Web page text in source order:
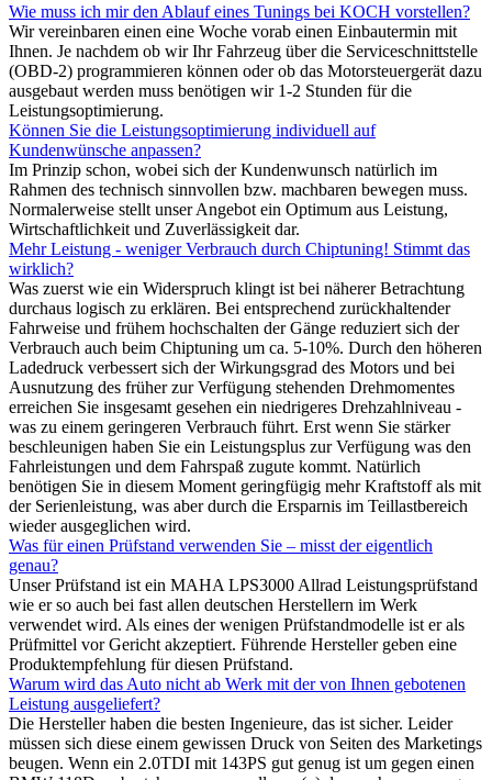
Wie muss ich mir den Ablauf eines Tunings bei KOCH vorstellen?
Wir vereinbaren einen eine Woche vorab einen Einbautermin mit
Ihnen. Je nachdem ob wir Ihr Fahrzeug über die Serviceschnittstelle
(OBD-2) programmieren können oder ob das Motorsteuergerät dazu
ausgebaut werden muss benötigen wir 1-2 Stunden für die
Leistungsoptimierung.
Können Sie die Leistungsoptimierung individuell auf
Kundenwünsche anpassen?
Im Prinzip schon, wobei sich der Kundenwunsch natürlich im
Rahmen des technisch sinnvollen bzw. machbaren bewegen muss.
Normalerweise stellt unser Angebot ein Optimum aus Leistung,
Wirtschaftlichkeit und Zuverlässigkeit dar.
Mehr Leistung - weniger Verbrauch durch Chiptuning! Stimmt das
wirklich?
Was zuerst wie ein Widerspruch klingt ist bei näherer Betrachtung
durchaus logisch zu erklären. Bei entsprechend zurückhaltender
Fahrweise und frühem hochschalten der Gänge reduziert sich der
Verbrauch auch beim Chiptuning um ca. 5-10%. Durch den höheren
Ladedruck verbessert sich der Wirkungsgrad des Motors und bei
Ausnutzung des früher zur Verfügung stehenden Drehmomentes
erreichen Sie insgesamt gesehen ein niedrigeres Drehzahlniveau -
was zu einem geringeren Verbrauch führt. Erst wenn Sie stärker
beschleunigen haben Sie ein Leistungsplus zur Verfügung was den
Fahrleistungen und dem Fahrspaß zugute kommt. Natürlich
benötigen Sie in diesem Moment geringfügig mehr Kraftstoff als mit
der Serienleistung, was aber durch die Ersparnis im Teillastbereich
wieder ausgeglichen wird.
Was für einen Prüfstand verwenden Sie – misst der eigentlich
genau?
Unser Prüfstand ist ein MAHA LPS3000 Allrad Leistungsprüfstand
wie er so auch bei fast allen deutschen Herstellern im Werk
verwendet wird. Als eines der wenigen Prüfstandmodelle ist er als
Prüfmittel vor Gericht akzeptiert. Führende Hersteller geben eine
Produktempfehlung für diesen Prüfstand.
Warum wird das Auto nicht ab Werk mit der von Ihnen gebotenen
Leistung ausgeliefert?
Die Hersteller haben die besten Ingenieure, das ist sicher. Leider
müssen sich diese einem gewissen Druck von Seiten des Marketings
beugen. Wenn ein 2.0TDI mit 143PS gut genug ist um gegen einen